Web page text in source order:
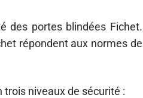
des portes blindées Fichet.
répondent aux normes de
niveaux de sécurité :